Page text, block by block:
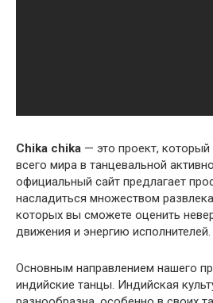
Chika chika — это проект,
всего мира в танцевальной
официальный сайт предлагает
насладиться множеством
которых вы сможете оценить
движения и энергию исполнителей.
Основным направлением нашего
индийские танцы. Индийская